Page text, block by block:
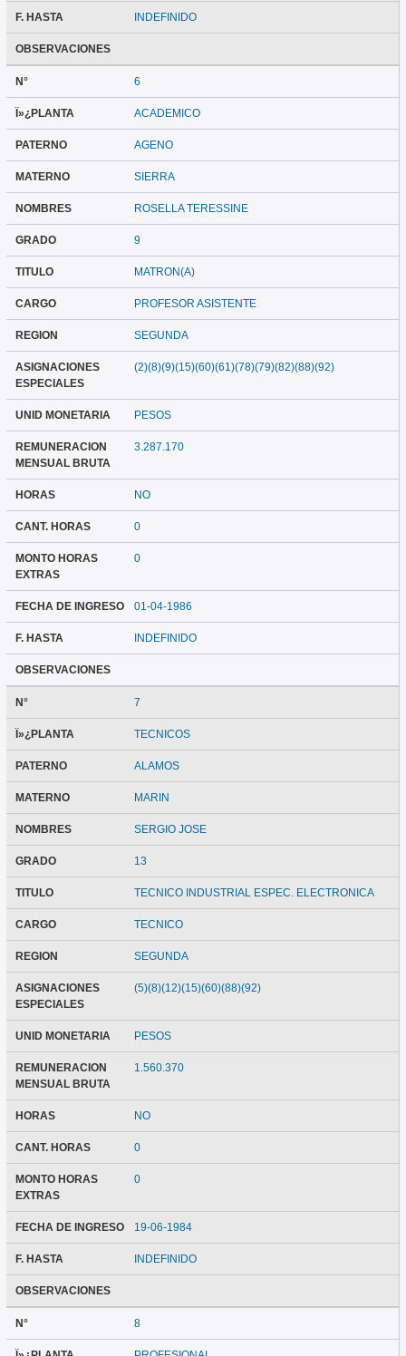
F. HASTA INDEFINIDO
OBSERVACIONES
N° 6
Ï»¿PLANTA ACADEMICO
PATERNO AGENO
MATERNO SIERRA
NOMBRES ROSELLA TERESSINE
GRADO 9
TITULO MATRON(A)
CARGO PROFESOR ASISTENTE
REGION SEGUNDA
ASIGNACIONES
ESPECIALES
(2)(8)(9)(15)(60)(61)(78)(79)(82)(88)(92)
UNID MONETARIA PESOS
REMUNERACION
MENSUAL BRUTA
3.287.170
HORAS NO
CANT. HORAS 0
MONTO HORAS
EXTRAS
0
FECHA DE INGRESO 01-04-1986
F. HASTA INDEFINIDO
OBSERVACIONES
N° 7
Ï»¿PLANTA TECNICOS
PATERNO ALAMOS
MATERNO MARIN
NOMBRES SERGIO JOSE
GRADO 13
TITULO TECNICO INDUSTRIAL ESPEC. ELECTRONICA
CARGO TECNICO
REGION SEGUNDA
ASIGNACIONES
ESPECIALES
(5)(8)(12)(15)(60)(88)(92)
UNID MONETARIA PESOS
REMUNERACION
MENSUAL BRUTA
1.560.370
HORAS NO
CANT. HORAS 0
MONTO HORAS
EXTRAS
0
FECHA DE INGRESO 19-06-1984
F. HASTA INDEFINIDO
OBSERVACIONES
N° 8